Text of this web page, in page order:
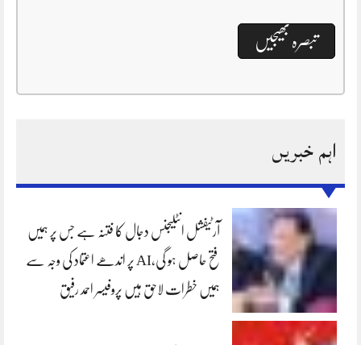
اہم خبریں
آرٹیفشل انٹلیجنس دجال کا فتنہ ہے جس پر ہمیں
فتح حاصل ہو گی،AI پر اندھے اعتماد کی وجہ سے
ہمیں خطرات لاحق ہیں پروفیسر احمد رفیق